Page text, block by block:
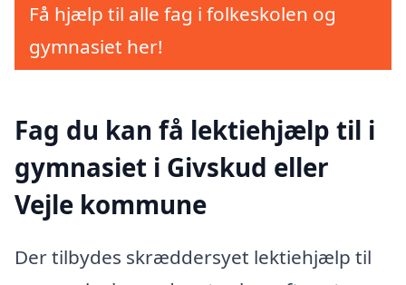
Få hjælp til alle fag i folkeskolen og
gymnasiet her!
Fag du kan få lektiehjælp til i
gymnasiet i Givskud eller
Vejle kommune
Der tilbydes skræddersyet lektiehjælp til